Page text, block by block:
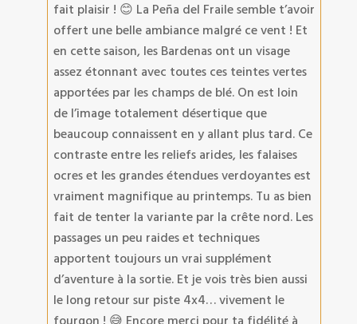
fait plaisir ! 😊 La Peña del Fraile semble t’avoir
offert une belle ambiance malgré ce vent ! Et
en cette saison, les Bardenas ont un visage
assez étonnant avec toutes ces teintes vertes
apportées par les champs de blé. On est loin
de l’image totalement désertique que
beaucoup connaissent en y allant plus tard. Ce
contraste entre les reliefs arides, les falaises
ocres et les grandes étendues verdoyantes est
vraiment magnifique au printemps. Tu as bien
fait de tenter la variante par la crête nord. Les
passages un peu raides et techniques
apportent toujours un vrai supplément
d’aventure à la sortie. Et je vois très bien aussi
le long retour sur piste 4x4… vivement le